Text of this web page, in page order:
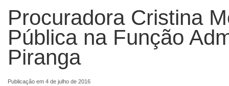
Procuradora Cristina
Pública na Função
Piranga
Publicação em 4 de julho de 2016